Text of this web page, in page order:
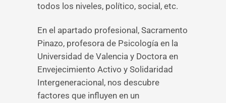
todos los niveles, político, social, etc.
En el apartado profesional, Sacramento
Pinazo, profesora de Psicología en la
Universidad de Valencia y Doctora en
Envejecimiento Activo y Solidaridad
Intergeneracional, nos descubre
factores que influyen en un